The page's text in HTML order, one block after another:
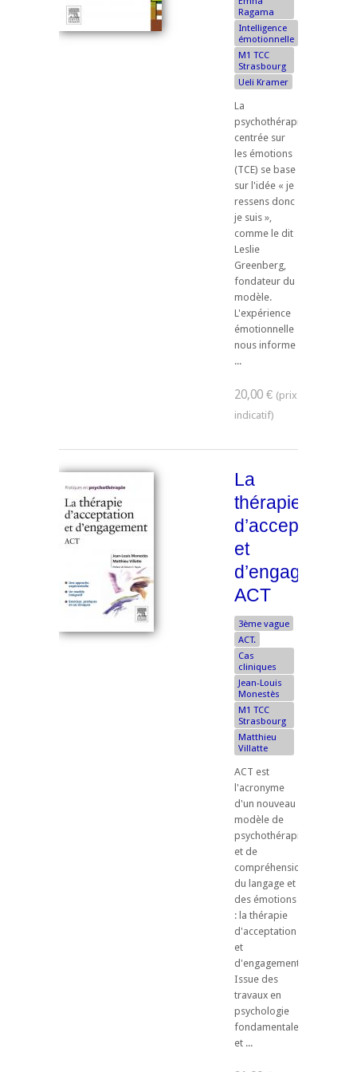
Ragama
Intelligence
émotionnelle
M1 TCC
Strasbourg
Ueli Kramer
La
psychothérapie
centrée sur
les émotions
(TCE) se base
sur l'idée « je
ressens donc
je suis »,
comme le dit
Leslie
Greenberg,
fondateur du
modèle.
L'expérience
émotionnelle
nous informe
...
20,00 €
La
thérapie
d’acceptation
et
d’engagement
ACT
3ème vague
ACT.
Cas
cliniques
Jean-Louis
Monestès
M1 TCC
Strasbourg
Matthieu
Villatte
ACT est
l'acronyme
d'un nouveau
modèle de
psychothérapie
et de
compréhension
du langage et
des émotions
: la thérapie
d'acceptation
et
d'engagement.
Issue des
travaux en
psychologie
fondamentale,
et ...